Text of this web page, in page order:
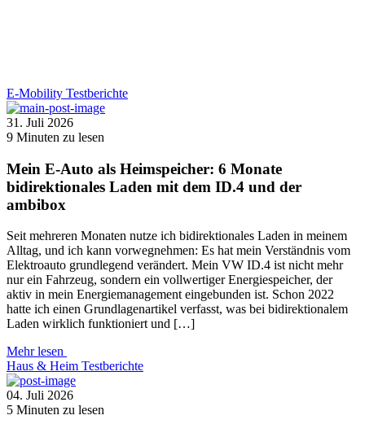
E-Mobility Testberichte
31. Juli 2026
9 Minuten zu lesen
Mein E-Auto als Heimspeicher: 6 Monate
bidirektionales Laden mit dem ID.4 und der
ambibox
Seit mehreren Monaten nutze ich bidirektionales Laden in meinem
Alltag, und ich kann vorwegnehmen: Es hat mein Verständnis vom
Elektroauto grundlegend verändert. Mein VW ID.4 ist nicht mehr
nur ein Fahrzeug, sondern ein vollwertiger Energiespeicher, der
aktiv in mein Energiemanagement eingebunden ist. Schon 2022
hatte ich einen Grundlagenartikel verfasst, was bei bidirektionalem
Laden wirklich funktioniert und […]
Mehr lesen
Haus & Heim Testberichte
04. Juli 2026
5 Minuten zu lesen